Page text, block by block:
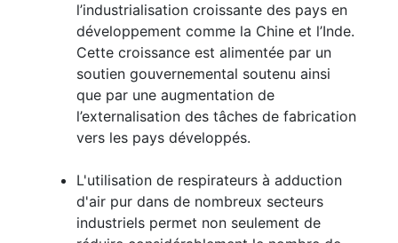
l’industrialisation croissante des pays en
développement comme la Chine et l’Inde.
Cette croissance est alimentée par un
soutien gouvernemental soutenu ainsi
que par une augmentation de
l’externalisation des tâches de fabrication
vers les pays développés.
L'utilisation de respirateurs à adduction
d'air pur dans de nombreux secteurs
industriels permet non seulement de